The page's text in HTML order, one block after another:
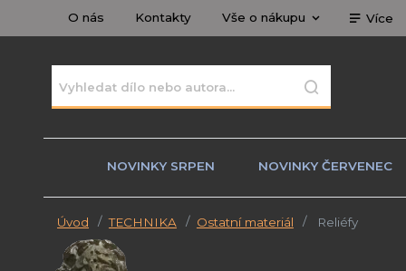
O nás Kontakty Vše o nákupu Více
NOVINKY SRPEN NOVINKY ČERVENEC
Úvod TECHNIKA Ostatní materiál Reliéfy